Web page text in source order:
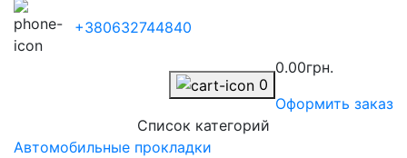
+380632744840
0
0.00грн.
Оформить заказ
Список категорий
Автомобильные прокладки